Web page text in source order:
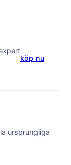
köp nu
ursprungliga